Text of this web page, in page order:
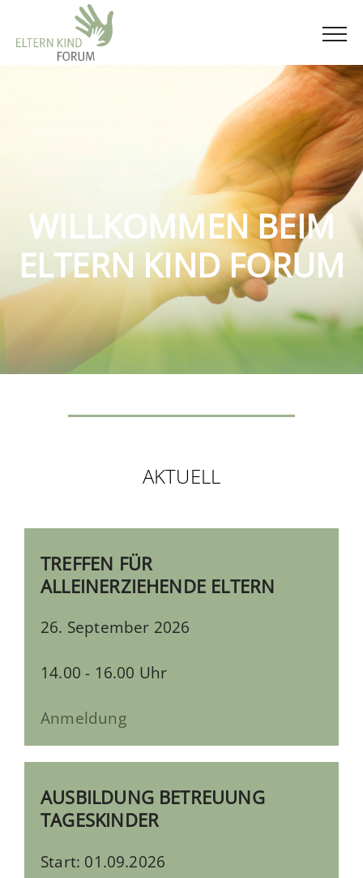
WILLKOMMEN BEIM
ELTERN KIND FORUM
AKTUELL
TREFFEN FÜR
ALLEINERZIEHENDE ELTERN
26. September 2026
14.00 - 16.00 Uhr
Anmeldung
AUSBILDUNG BETREUUNG
TAGESKINDER
Start: 01.09.2026